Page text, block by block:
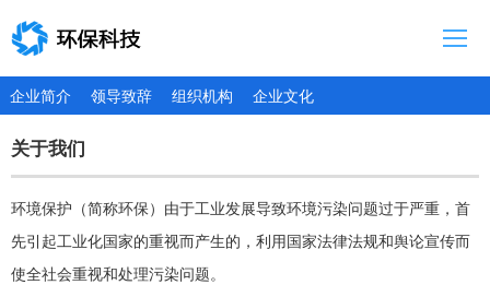
首页
新闻中心
投资者关系
业务介绍
企业简介 领导致辞 组织机构 企业文化
关于我们
环境保护（简称环保）由于工业发展导致环境污染问题过于严重，首
先引起工业化国家的重视而产生的，利用国家法律法规和舆论宣传而
使全社会重视和处理污染问题。